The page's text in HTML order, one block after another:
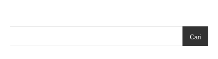
Cari